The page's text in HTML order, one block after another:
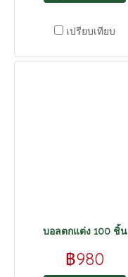
เปรียบเทียบ
บอลตกแต่ง 100 ชิ้น
฿980